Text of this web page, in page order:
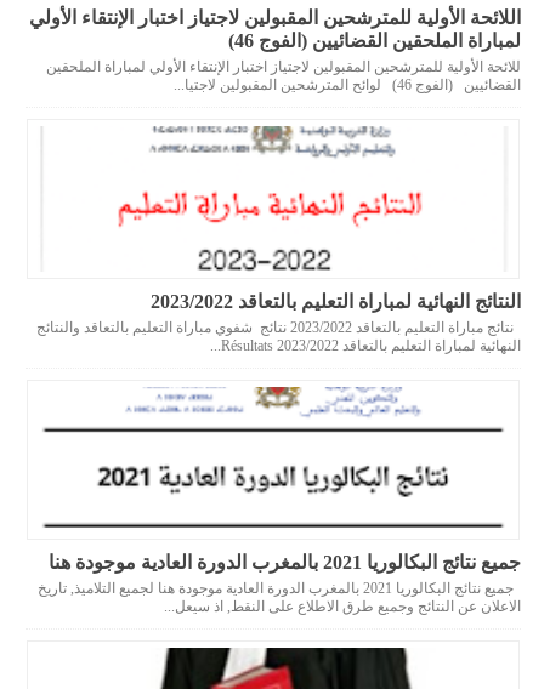
اللائحة الأولية للمترشحين المقبولين لاجتياز اختبار الإنتقاء الأولي
لمباراة الملحقين القضائيين (الفوج 46)
للائحة الأولية للمترشحين المقبولين لاجتياز اختبار الإنتقاء الأولي لمباراة الملحقين
القضائيين (الفوج 46) لوائح المترشحين المقبولين لاجتيا...
النتائج النهائية لمباراة التعليم بالتعاقد 2023/2022
نتائج مباراة التعليم بالتعاقد 2023/2022 نتائج شفوي مباراة التعليم بالتعاقد والنتائج
النهائية لمباراة التعليم بالتعاقد 2023/2022 Résultats...
جميع نتائج البكالوريا 2021 بالمغرب الدورة العادية موجودة هنا
جميع نتائج البكالوريا 2021 بالمغرب الدورة العادية موجودة هنا لجميع التلاميذ, تاريخ
الاعلان عن النتائج وجميع طرق الاطلاع على النقط, اذ سيعل...